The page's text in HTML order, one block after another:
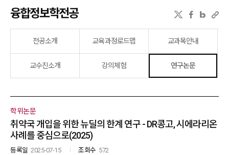
융합정보학전공
전공소개 교육과정로드맵 교과목안내
교수진소개 강의체험 연구논문
학위논문
취약국 개입을 위한 뉴딜의 한계 연구 - DR콩고, 시에라리온
사례를 중심으로(2025)
등록일 2025-07-15 조회수 572